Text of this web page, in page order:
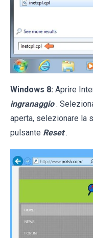
Windows 8: Aprire
ingranaggio .
aperta, selezionare la
pulsante Reset .